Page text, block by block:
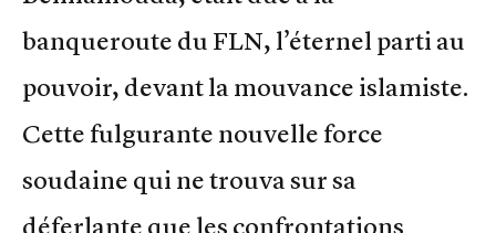
banqueroute du FLN, l’éternel parti au
pouvoir, devant la mouvance islamiste.
Cette fulgurante nouvelle force
soudaine qui ne trouva sur sa
déferlante que les confrontations